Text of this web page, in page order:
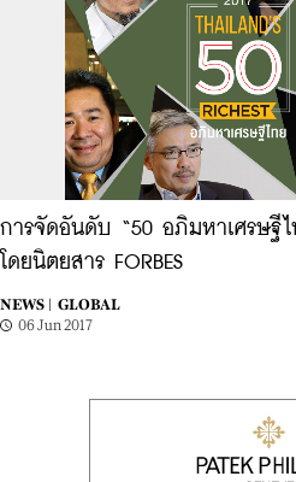
การจัดอันดับ “50 อภิมหาเศรษฐีไ
โดยนิตยสาร FORBES
NEWS |
GLOBAL
06 Jun 2017